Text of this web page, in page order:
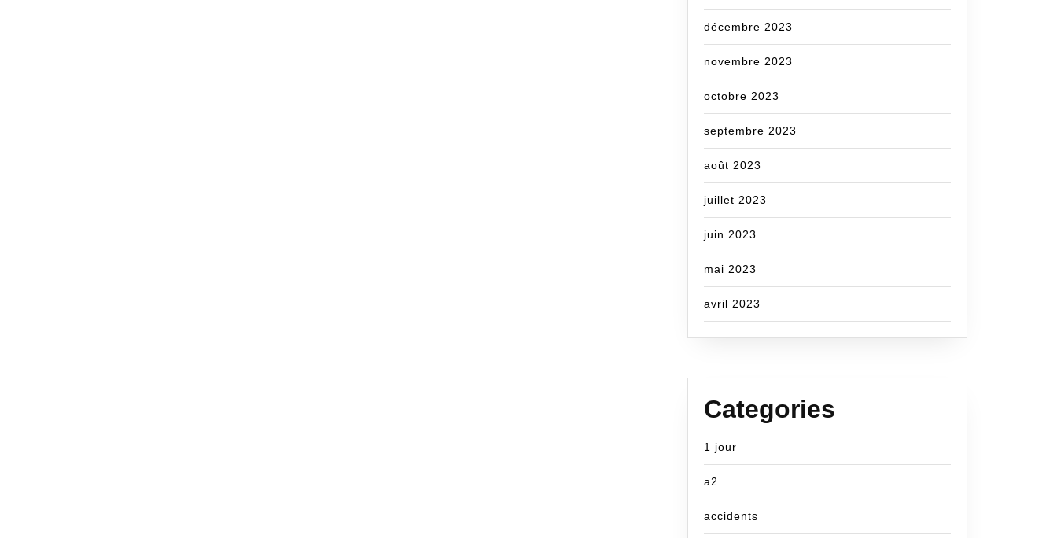
décembre 2023
novembre 2023
octobre 2023
septembre 2023
août 2023
juillet 2023
juin 2023
mai 2023
avril 2023
Categories
1 jour
a2
accidents